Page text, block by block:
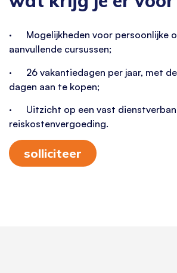
· Mogelijkheden voor persoonlijke
aanvullende cursussen;
· 26 vakantiedagen per jaar, met
dagen aan te kopen;
· Uitzicht op een vast
reiskostenvergoeding.
solliciteer